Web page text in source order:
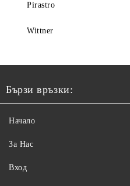
Pirastro
Wittner
Бързи връзки:
Начало
За Нас
Вход